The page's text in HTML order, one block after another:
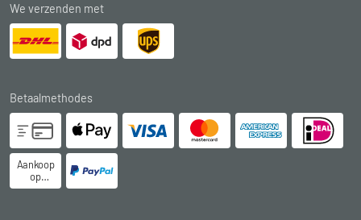
We verzenden met
Betaalmethodes
Aankoop
op
rekening